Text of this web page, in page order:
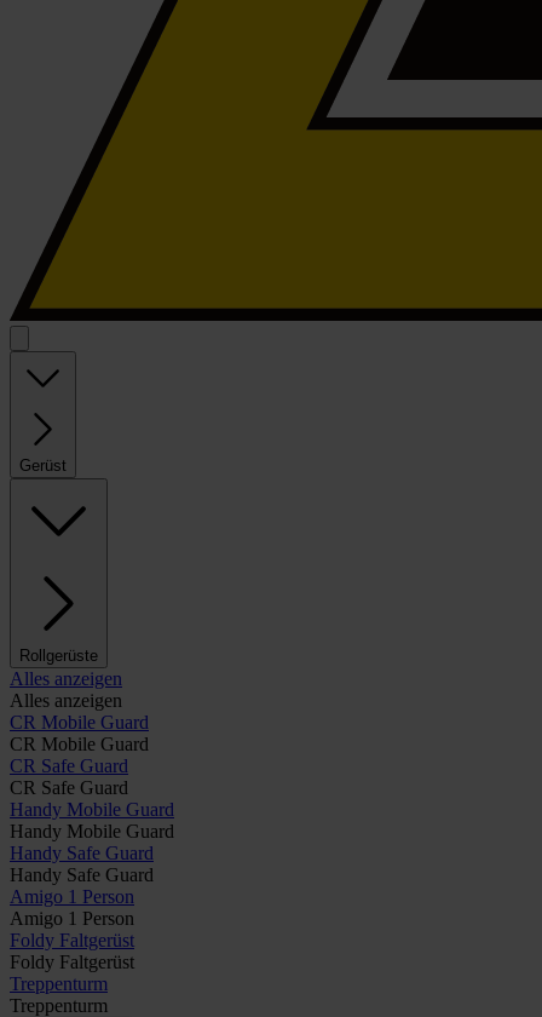
Gerüst
Rollgerüste
Alles anzeigen
Alles anzeigen
CR Mobile Guard
CR Mobile Guard
CR Safe Guard
CR Safe Guard
Handy Mobile Guard
Handy Mobile Guard
Handy Safe Guard
Handy Safe Guard
Amigo 1 Person
Amigo 1 Person
Foldy Faltgerüst
Foldy Faltgerüst
Treppenturm
Treppenturm